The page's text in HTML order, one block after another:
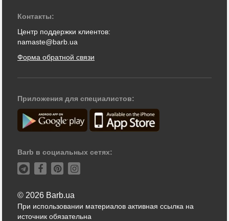
Контакты:
Центр поддержки клиентов:
namaste@barb.ua
Форма обратной связи
Приложения для специалистов:
Barb в социальных сетях:
© 2026 Barb.ua
При использовании материалов активная ссылка на
источник обязательна